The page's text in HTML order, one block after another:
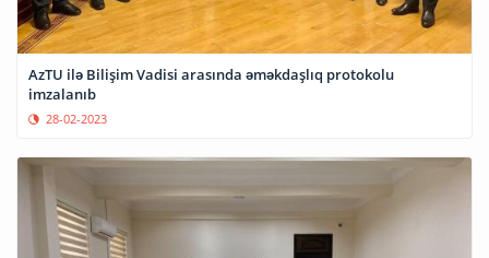
AzTU ilə Bilişim Vadisi arasında əməkdaşlıq protokolu
imzalanıb
28-02-2023